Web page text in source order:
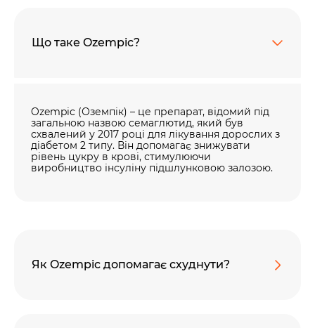
Що таке Ozempic?
Ozempic (Оземпік) – це препарат, відомий під
загальною назвою семаглютид, який був
схвалений у 2017 році для лікування дорослих з
діабетом 2 типу. Він допомагає знижувати
рівень цукру в крові, стимулюючи
виробництво інсуліну підшлунковою залозою.
Як Ozempic допомагає схуднути?